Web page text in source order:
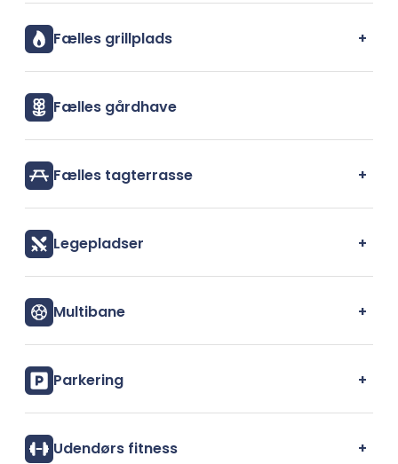
Fælles grillplads +
Fælles gårdhave
Fælles tagterrasse +
Legepladser +
Multibane +
Parkering +
Udendørs fitness +